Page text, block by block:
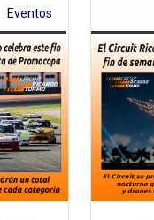
Eventos